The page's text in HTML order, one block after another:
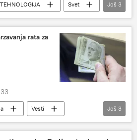
Svet
voda
Još 3
rata za
Vesti
NBS krediti
Još 3